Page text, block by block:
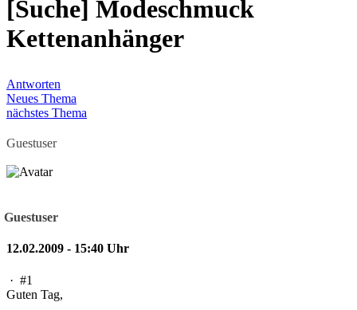
[Suche] Modeschmuck
Kettenanhänger
Antworten
Neues Thema
nächstes Thema
Guestuser
Guestuser
12.02.2009 - 15:40 Uhr
· #1
Guten Tag,